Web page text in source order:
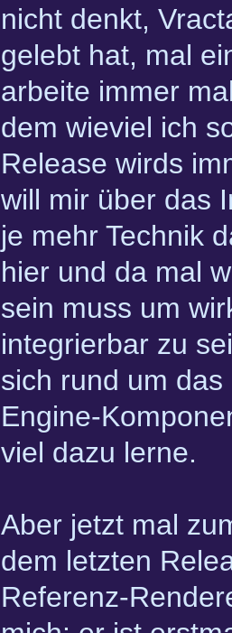
nicht denkt,
gelebt hat, mal
arbeite immer
dem wieviel ich
Release wirds
will mir über das
je mehr Technik
hier und da mal
sein muss um
integrierbar zu
sich rund um
Engine-
viel dazu lerne.
Aber jetzt mal
dem letzten
Referenz-